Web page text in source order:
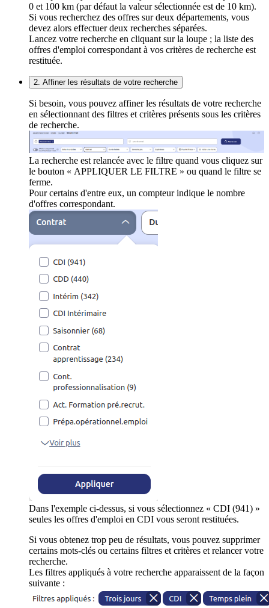
0 et 100 km (par défaut la valeur sélectionnée est de 10 km).
Si vous recherchez des offres sur deux départements, vous
devez alors effectuer deux recherches séparées.
Lancez votre recherche en cliquant sur la loupe ; la liste des
offres d'emploi correspondant à vos critères de recherche est
restituée.
2. Affiner les résultats de votre recherche
Si besoin, vous pouvez affiner les résultats de votre recherche
en sélectionnant des filtres et critères présents sous les critères
de recherche.
La recherche est relancée avec le filtre quand vous cliquez sur
le bouton « APPLIQUER LE FILTRE » ou quand le filtre se
ferme.
Pour certains d'entre eux, un compteur indique le nombre
d'offres correspondant.
Dans l'exemple ci-dessus, si vous sélectionnez « CDI (941) »
seules les offres d'emploi en CDI vous seront restituées.
Si vous obtenez trop peu de résultats, vous pouvez supprimer
certains mots-clés ou certains filtres et critères et relancer votre
recherche.
Les filtres appliqués à votre recherche apparaissent de la façon
suivante :